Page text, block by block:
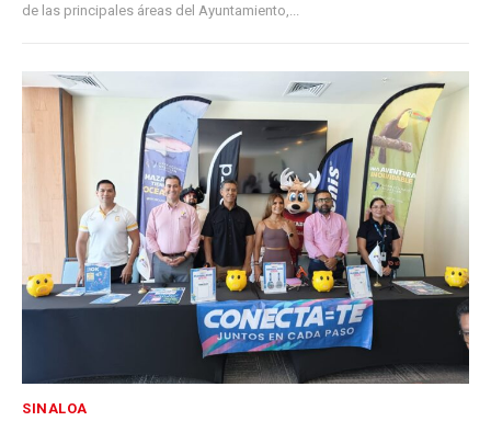
de las principales áreas del Ayuntamiento,...
SINALOA